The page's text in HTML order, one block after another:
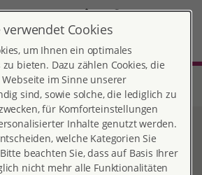
DE
Bensheim
Schwangerschaftskonflikt
Cookies
um Ihnen ein optimales
bieten. Dazu zählen Cookies, die
im Sinne unserer
sind, sowie solche, die lediglich zu
für Komforteinstellungen
Inhalte genutzt werden.
welche Kategorien Sie
beachten Sie, dass auf Basis Ihrer
nicht mehr alle Funktionalitäten